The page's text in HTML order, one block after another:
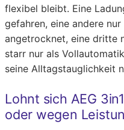
flexibel bleibt. Eine
gefahren, eine andere
angetrocknet, eine dritte
starr nur als
seine Alltagstauglichkeit
Lohnt sich AEG
oder wegen